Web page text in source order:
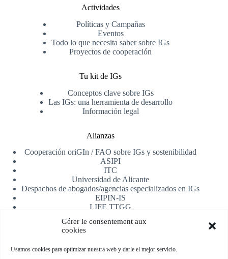
Gérer le consentement aux
cookies
Usamos cookies para optimizar nuestra web y darle el mejor servicio.
Actividades
Políticas y Campañas
Eventos
Todo lo que necesita saber sobre IGs
Proyectos de cooperación
Tu kit de IGs
Conceptos clave sobre IGs
Las IGs: una herramienta de desarrollo
Información legal
Alianzas
Cooperación oriGIn / FAO sobre IGs y sostenibilidad
ASIPI
ITC
Universidad de Alicante
Despachos de abogados/agencias especializados en IGs
EIPIN-IS
LIFE TTGG